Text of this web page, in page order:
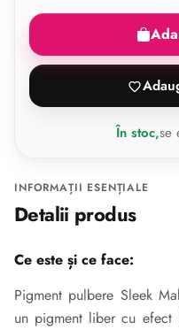
În stoc,se
INFORMAȚII ESENȚIALE
Detalii produs
Ce este și ce face:
Pigment pulbere Sleek
un pigment liber cu efect